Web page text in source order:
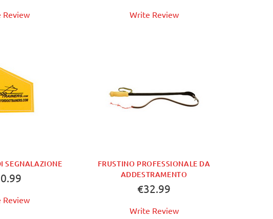
NOW
Review BUY NOW
Write Review
SEGNALAZIONE
NOW
Review
FRUSTINO PROFESSIONALE DA
ADDESTRAMENTO
€32.99
BUY NOW
Write Review